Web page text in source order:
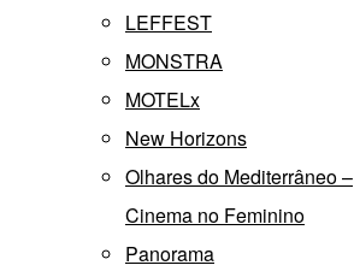
LEFFEST
MONSTRA
MOTELx
New Horizons
Olhares do Mediterrâneo –
Cinema no Feminino
Panorama